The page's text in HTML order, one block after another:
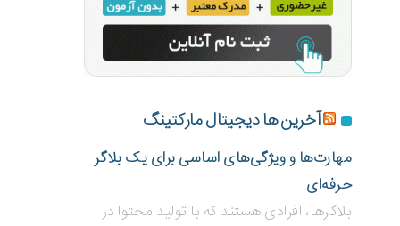
آخرین ها دیجیتال مارکتینگ
مهارت‌ها و ویژگی‌های اساسی برای یک بلاگر
حرفه‌ای
بلاگر‌ها، افرادی هستند که با تولید محتوا در